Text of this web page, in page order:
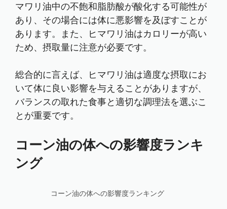
マワリ油中の不飽和脂肪酸が酸化する可能性が
あり、その場合には体に悪影響を及ぼすことが
あります。また、ヒマワリ油はカロリーが高い
ため、摂取量に注意が必要です。
総合的に言えば、ヒマワリ油は適度な摂取にお
いて体に良い影響を与えることがありますが、
バランスの取れた食事と適切な調理法を選ぶこ
とが重要です。
コーン油の体への影響度ランキ
ング
コーン油の体への影響度ランキング